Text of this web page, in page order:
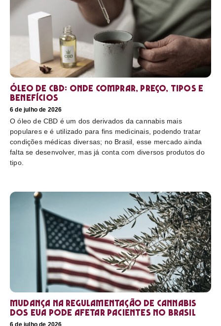
Óleo de CBD: Onde comprar, preço, tipos e
benefícios
6 de julho de 2026
O óleo de CBD é um dos derivados da cannabis mais
populares e é utilizado para fins medicinais, podendo tratar
condições médicas diversas; no Brasil, esse mercado ainda
falta se desenvolver, mas já conta com diversos produtos do
tipo.
Mudança na regulamentação de cannabis
dos EUA pode afetar pacientes no Brasil
6 de julho de 2026